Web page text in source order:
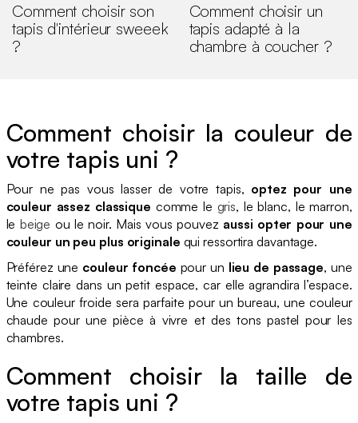
Comment choisir son
tapis d'intérieur sweeek
?
Comment choisir un
tapis adapté à la
chambre à coucher ?
Comment choisir la couleur de
votre tapis uni ?
Pour ne pas vous lasser de votre tapis, optez pour une
couleur assez classique comme le gris, le blanc, le marron,
le beige ou le noir. Mais vous pouvez aussi opter pour une
couleur un peu plus originale qui ressortira davantage.
Préférez une couleur foncée pour un lieu de passage, une
teinte claire dans un petit espace, car elle agrandira l’espace.
Une couleur froide sera parfaite pour un bureau, une couleur
chaude pour une pièce à vivre et des tons pastel pour les
chambres.
Comment choisir la taille de
votre tapis uni ?